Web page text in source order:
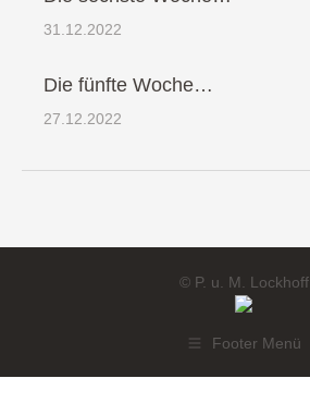
31.12.2022
Die fünfte Woche…
27.12.2022
© P. u. M. Lockhoff
Footer Menü